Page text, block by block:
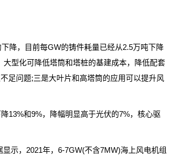
降，目前每GW的铸件耗量已经从2.5万吨下降
型化可降低塔筒和塔桩的基建成本，降低配套
足问题;三是大叶片和高塔筒的应用可以提升风
13%和9%，降幅明显高于光伏的7%，核心驱
示，2021年，6-7GW(不含7MW)海上风电机组